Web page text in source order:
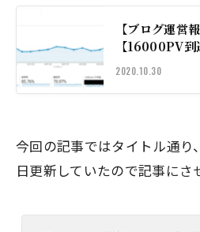
【ブログ運営
【16000PV到
2020.10.30
今回の記事ではタイトル通り
日更新 していたので記事にさ